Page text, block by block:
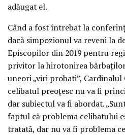
adăugat el.
Când a fost întrebat la
dacă simpozionul va reveni la
Episcopilor din 2019 pentru
privitor la hirotonirea
uneori „viri probati”, Cardinalul
celibatul preoțesc nu va fi
dar subiectul va fi abordat.
faptul că problema celibatului
tratată, dar nu va fi problema